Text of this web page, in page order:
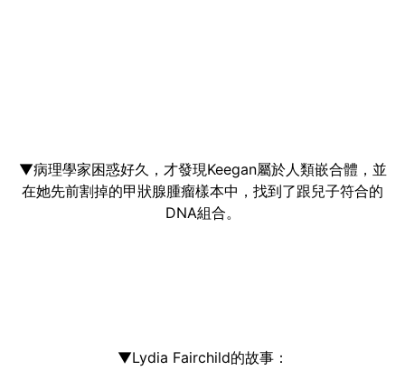
▼病理學家困惑好久，才發現Keegan屬於人類嵌合體，並
在她先前割掉的甲狀腺腫瘤樣本中，找到了跟兒子符合的
DNA組合。
▼Lydia Fairchild的故事：